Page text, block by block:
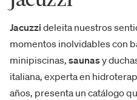
Jacuzzi deleita nuestros
momentos inolvidables con
minipiscinas, saunasy
italiana, experta en
años, presenta un catálogo